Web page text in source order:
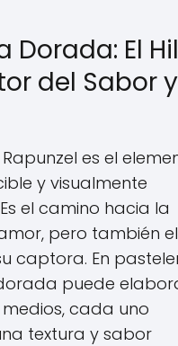
Dorada: El
del Sabor
es el
y visualmente
el camino hacia la
pero también el
captora. En
puede
cada uno
textura y sabor